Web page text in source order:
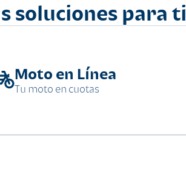
soluciones para ti
Moto en Línea
Tu moto en cuotas